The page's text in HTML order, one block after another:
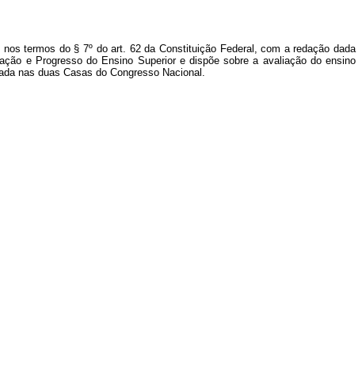
termos do § 7º do art. 62 da Constituição Federal, com a redação dada
e Progresso do Ensino Superior e dispõe sobre a avaliação do ensino
nas duas Casas do Congresso Nacional.